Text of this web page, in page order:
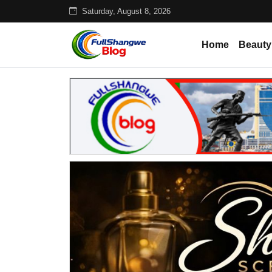
Saturday, August 8, 2026
Home Beauty